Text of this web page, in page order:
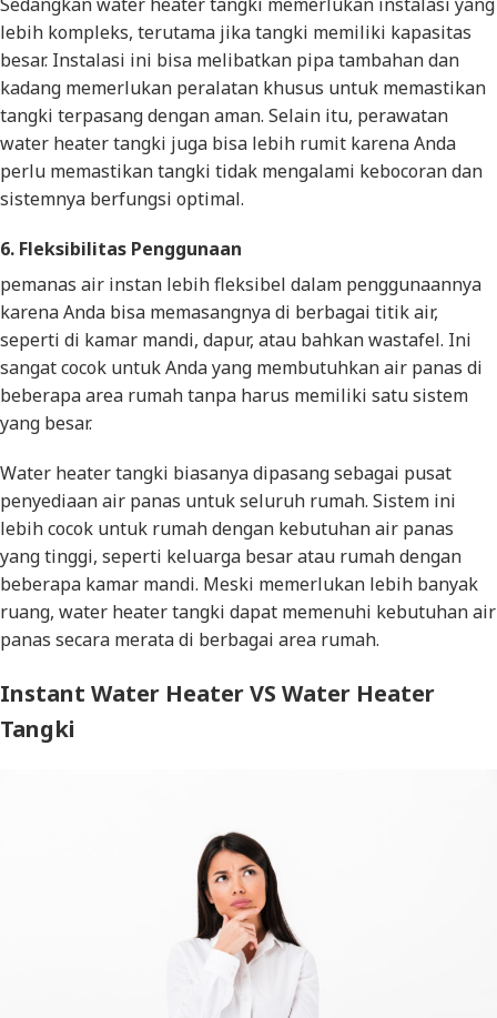
lebih kompleks, terutama jika tangki memiliki kapasitas
besar. Instalasi ini bisa melibatkan pipa tambahan dan
kadang memerlukan peralatan khusus untuk memastikan
tangki terpasang dengan aman. Selain itu, perawatan
water heater tangki juga bisa lebih rumit karena Anda
perlu memastikan tangki tidak mengalami kebocoran dan
sistemnya berfungsi optimal.
6. Fleksibilitas Penggunaan
pemanas air instan lebih fleksibel dalam penggunaannya
karena Anda bisa memasangnya di berbagai titik air,
seperti di kamar mandi, dapur, atau bahkan wastafel. Ini
sangat cocok untuk Anda yang membutuhkan air panas di
beberapa area rumah tanpa harus memiliki satu sistem
yang besar.
Water heater tangki biasanya dipasang sebagai pusat
penyediaan air panas untuk seluruh rumah. Sistem ini
lebih cocok untuk rumah dengan kebutuhan air panas
yang tinggi, seperti keluarga besar atau rumah dengan
beberapa kamar mandi. Meski memerlukan lebih banyak
ruang, water heater tangki dapat memenuhi kebutuhan air
panas secara merata di berbagai area rumah.
Instant Water Heater VS Water Heater
Tangki